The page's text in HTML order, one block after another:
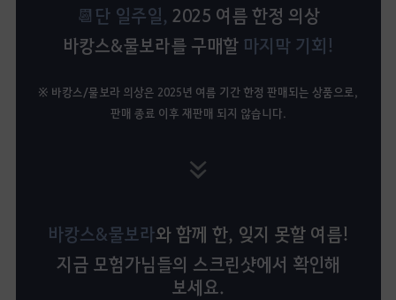
📆단 일주일, 2025 여름 한정 의상
바캉스&물보라를 구매할 마지막 기회!
※ 바캉스/물보라 의상은 2025년 여름 기간 한정 판매되는 상품으로,
판매 종료 이후 재판매 되지 않습니다.
바캉스&물보라와 함께 한, 잊지 못할 여름!
지금 모험가님들의 스크린샷에서 확인해
보세요.